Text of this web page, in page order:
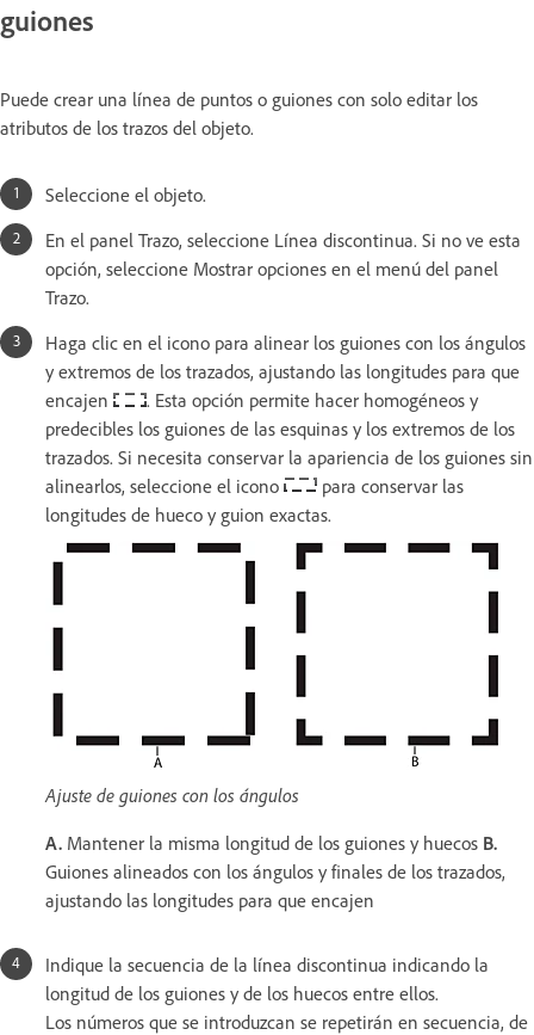
guiones
Puede crear una línea de puntos o guiones con solo editar los
atributos de los trazos del objeto.
Seleccione el objeto.
En el panel Trazo, seleccione Línea discontinua. Si no ve esta
opción, seleccione Mostrar opciones en el menú del panel
Trazo.
Haga clic en el icono para alinear los guiones con los ángulos
y extremos de los trazados, ajustando las longitudes para que
encajen
. Esta opción permite hacer homogéneos y
predecibles los guiones de las esquinas y los extremos de los
trazados. Si necesita conservar la apariencia de los guiones sin
alinearlos, seleccione el icono
para conservar las
longitudes de hueco y guion exactas.
Ajuste de guiones con los ángulos
A. Mantener la misma longitud de los guiones y huecos B.
Guiones alineados con los ángulos y finales de los trazados,
ajustando las longitudes para que encajen
Indique la secuencia de la línea discontinua indicando la
longitud de los guiones y de los huecos entre ellos.
Los números que se introduzcan se repetirán en secuencia, de